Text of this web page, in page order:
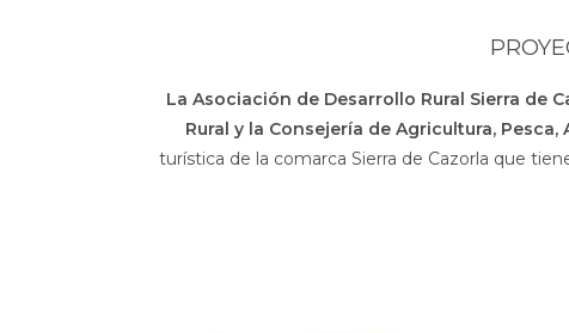
La Asociación de Desarrollo Rural Sierra de
Rural y la Consejería de Agricultura,
turística de la comarca Sierra de Cazorla que